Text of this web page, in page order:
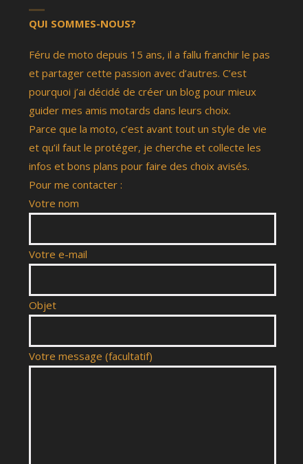
POUR
LE
?"
QUI SOMMES-NOUS?
Féru de moto depuis 15 ans, il a fallu franchir le pas
et partager cette passion avec d’autres. C’est
pourquoi j’ai décidé de créer un blog pour mieux
guider mes amis motards dans leurs choix.
Parce que la moto, c’est avant tout un style de vie
et qu’il faut le protéger, je cherche et collecte les
infos et bons plans pour faire des choix avisés.
Pour me contacter :
Votre nom
Votre e-mail
Objet
Votre message (facultatif)